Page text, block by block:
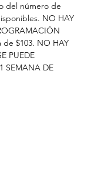
del número de
NO HAY
de $103. NO HAY
PUEDE
SEMANA DE